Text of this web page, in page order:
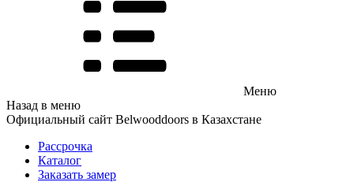
Меню
Назад в меню
Официальный сайт Belwooddoors в Казахстане
Рассрочка
Каталог
Заказать замер